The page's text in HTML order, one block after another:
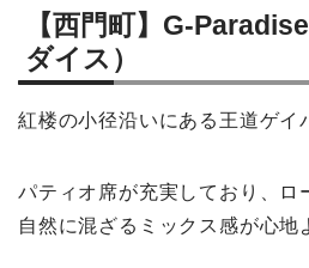
【西門町】G-
ダイス）
紅楼の小径沿いにある王道ゲイ
パティオ席が充実しており、ロ
自然に混ざるミックス感が心地